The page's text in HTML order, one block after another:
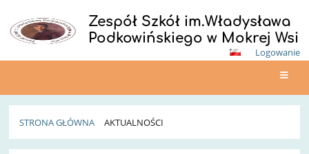
Zespół Szkół im.Władysława
Podkowińskiego w Mokrej Wsi
Logowanie
STRONA GŁÓWNA AKTUALNOŚCI